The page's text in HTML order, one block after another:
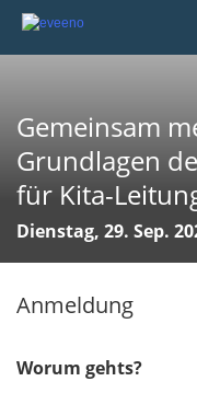
Gemeinsam
Grundlagen
für Kita-
Dienstag, 29. Sep.
Anmeldung
Worum gehts?